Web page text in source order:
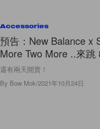
Accessories
預告：New Balance x
More Two More ..來跳
還有兩天開賣！
By Bow Mok/2021年10月24日